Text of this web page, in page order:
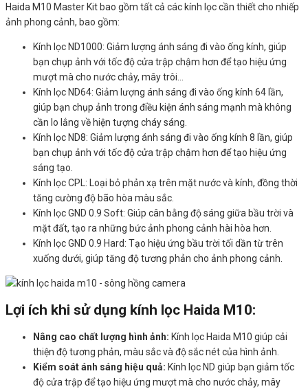
Haida M10 Master Kit bao gồm tất cả các kính lọc cần thiết cho nhiếp
ảnh phong cảnh, bao gồm:
Kính lọc ND1000: Giảm lượng ánh sáng đi vào ống kính, giúp
bạn chụp ảnh với tốc độ cửa trập chậm hơn để tạo hiệu ứng
mượt mà cho nước chảy, mây trôi…
Kính lọc ND64: Giảm lượng ánh sáng đi vào ống kính 64 lần,
giúp bạn chụp ảnh trong điều kiện ánh sáng mạnh mà không
cần lo lắng về hiện tượng cháy sáng.
Kính lọc ND8: Giảm lượng ánh sáng đi vào ống kính 8 lần, giúp
bạn chụp ảnh với tốc độ cửa trập chậm hơn để tạo hiệu ứng
sáng tạo.
Kính lọc CPL: Loại bỏ phản xạ trên mặt nước và kính, đồng thời
tăng cường độ bão hòa màu sắc.
Kính lọc GND 0.9 Soft: Giúp cân bằng độ sáng giữa bầu trời và
mặt đất, tạo ra những bức ảnh phong cảnh hài hòa hơn.
Kính lọc GND 0.9 Hard: Tạo hiệu ứng bầu trời tối dần từ trên
xuống dưới, giúp tăng độ tương phản cho ảnh phong cảnh.
Lợi ích khi sử dụng kính lọc Haida M10:
Nâng cao chất lượng hình ảnh: Kính lọc Haida M10 giúp cải
thiện độ tương phản, màu sắc và độ sắc nét của hình ảnh.
Kiểm soát ánh sáng hiệu quả: Kính lọc ND giúp bạn giảm tốc
độ cửa trập để tạo hiệu ứng mượt mà cho nước chảy, mây